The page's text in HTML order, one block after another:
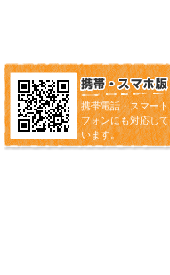
携帯電話・スマート
フォンにも対応して
います。